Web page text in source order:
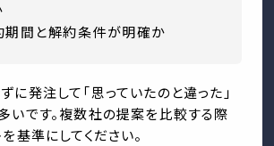
期間と解約条件が明確か
に発注して「思っていたのと違った」
いです。複数社の提案を比較する際
基準にしてください。